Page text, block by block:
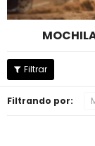
Filtrando por: